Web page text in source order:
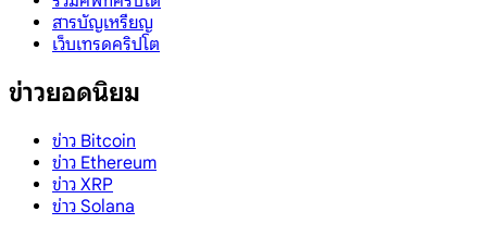
สารบัญเหรียญ
เว็บเทรดคริปโต
ข่าวยอดนิยม
ข่าว Bitcoin
ข่าว Ethereum
ข่าว XRP
ข่าว Solana